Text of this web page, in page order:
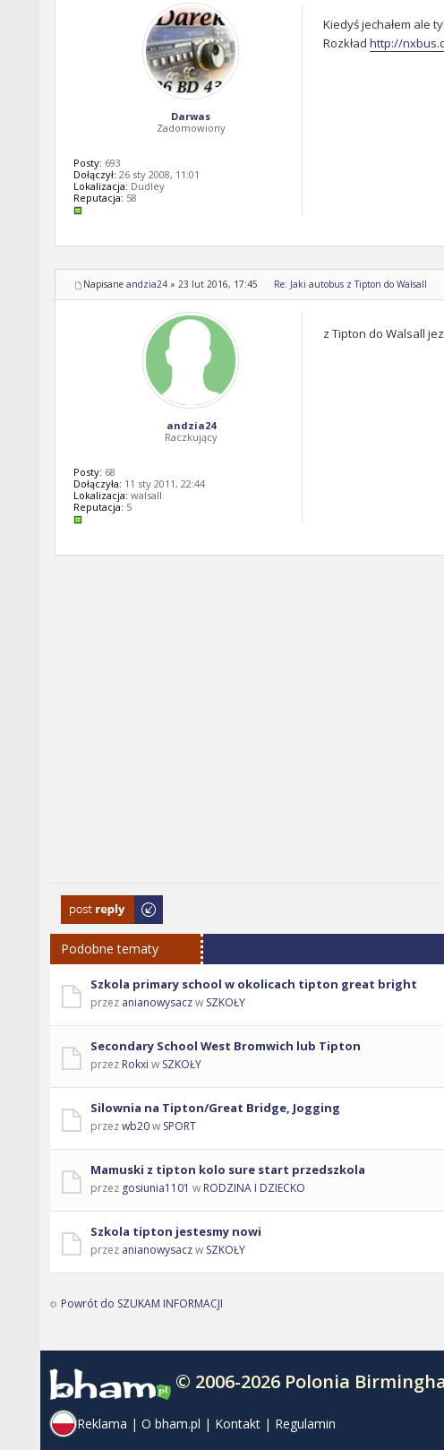
Kiedyś jechałem ale
Rozkład http://
Darwas
Zadomowiony
Posty: 693
Dołączył: 26 sty 2008, 11:01
Lokalizacja: Dudley
Reputacja: 58
Napisane andzia24 » 23 lut 2016, 17:45 Re: Jaki autobus z Tipton do Walsall
z Tipton do Walsall
andzia24
Raczkujący
Posty: 68
Dołączyła: 11 sty 2011, 22:44
Lokalizacja: walsall
Reputacja: 5
Odpowiedz
Podobne tematy
Szkola primary school w okolicach tipton great bright
przez anianowysaczw SZKOŁY
Secondary School West Bromwich lub Tipton
przez Rokxi w SZKOŁY
Silownia na Tipton/Great Bridge, Jogging
przezwb20w SPORT
Mamuski z tipton kolo sure start przedszkola
przez gosiunia1101 w RODZINA I DZIECKO
Szkola tipton jestesmy nowi
przez anianowysaczw SZKOŁY
Powrót do SZUKAM INFORMACJI
© 2006-2026 Polonia
Reklama | O bham.pl | Kontakt | Regulamin